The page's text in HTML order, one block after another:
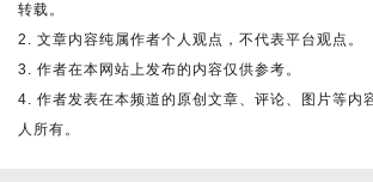
转载。
2. 文章内容纯属作者个人观点，不代表平台观点。
3. 作者在本网站上发布的内容仅供参考。
4. 作者发表在本频道的原创文章、评论、图片等内
人所有。